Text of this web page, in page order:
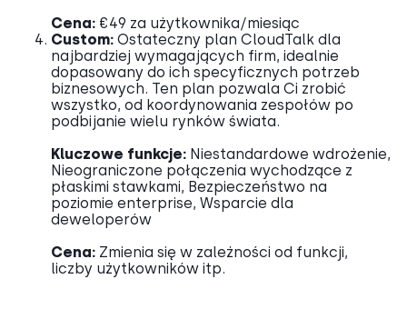
Cena: €49 za użytkownika/miesiąc
Custom: Ostateczny plan CloudTalk dla
najbardziej wymagających firm, idealnie
dopasowany do ich specyficznych potrzeb
biznesowych. Ten plan pozwala Ci zrobić
wszystko, od koordynowania zespołów po
podbijanie wielu rynków świata.
Kluczowe funkcje: Niestandardowe wdrożenie,
Nieograniczone połączenia wychodzące z
płaskimi stawkami, Bezpieczeństwo na
poziomie enterprise, Wsparcie dla
deweloperów
Cena: Zmienia się w zależności od funkcji,
liczby użytkowników itp.